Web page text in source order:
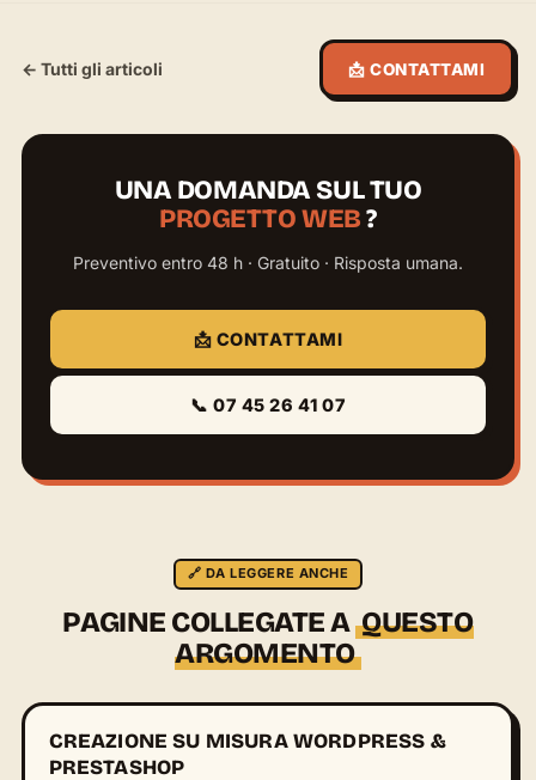
← Tutti gli articoli 📩 CONTATTAMI
UNA DOMANDA SUL TUO
PROGETTO WEB?
Preventivo entro 48 h · Gratuito · Risposta umana.
📩 CONTATTAMI
📞 07 45 26 41 07
🔗 DA LEGGERE ANCHE
PAGINE COLLEGATE AQUESTO
ARGOMENTO
CREAZIONE SU MISURA WORDPRESS &
PRESTASHOP